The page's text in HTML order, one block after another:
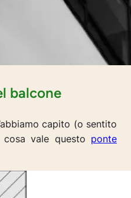
balcone
capito (o sentito
vale questo ponte